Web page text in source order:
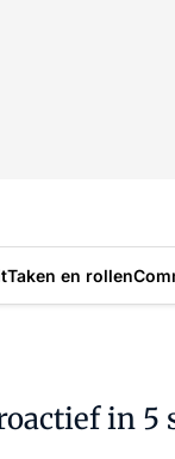
Taken en rollen
in 5